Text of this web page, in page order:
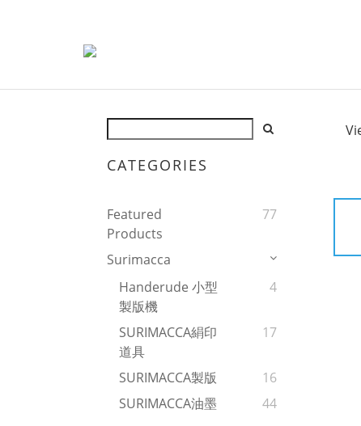
CATEGORIES
Featured
Products
77
Surimacca
Handerude 小型
製版機
4
SURIMACCA絹印
道具
17
SURIMACCA製版
16
SURIMACCA油墨
44